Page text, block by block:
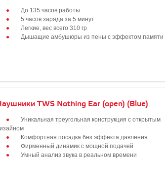
До 135 часов работы
5 часов заряда за 5 минут
Легкие, вес всего 310 гр
Дышащие амбушюры из пены с эффектом памяти
TWS Nothing Ear (open) (Blue)
Уникальная треугольная конструкция с открытым
Комфортная посадка без эффекта давления
Фирменный динамик с мощной подачей
Умный анализ звука в реальном времени